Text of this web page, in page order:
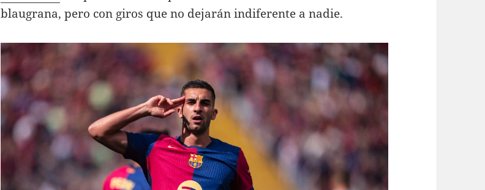
blaugrana, pero con giros que no dejarán indiferente a nadie.